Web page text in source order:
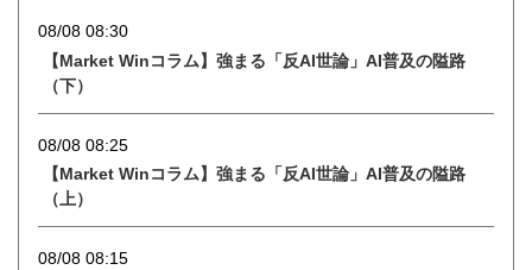
08/08 08:30
【Market Winコラム】強まる「反AI世論」AI普及の隘路
（下）
08/08 08:25
【Market Winコラム】強まる「反AI世論」AI普及の隘路
（上）
08/08 08:15